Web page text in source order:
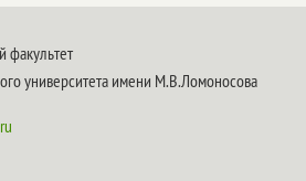
факультет
университета имени М.В.Ломоносова